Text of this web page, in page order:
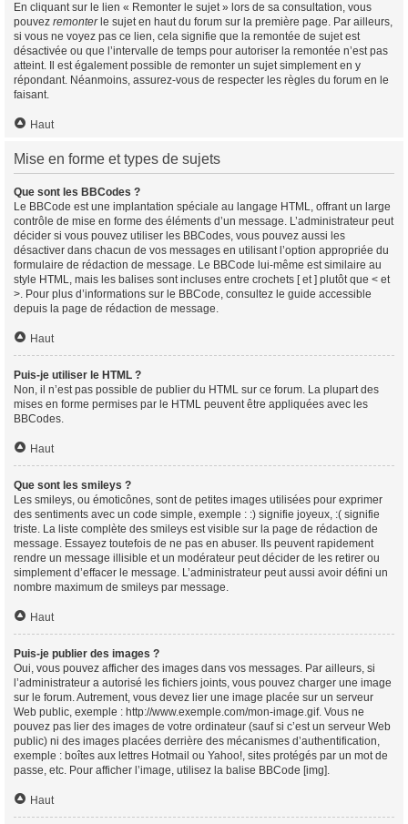
En cliquant sur le lien « Remonter le sujet » lors de sa consultation, vous
pouvez remonterle sujet en haut du forum sur la première page. Par ailleurs,
si vous ne voyez pas ce lien, cela signifie que la remontée de sujet est
désactivée ou que l’intervalle de temps pour autoriser la remontée n’est pas
atteint. Il est également possible de remonter un sujet simplement en y
répondant. Néanmoins, assurez-vous de respecter les règles du forum en le
faisant.
Haut
Mise en forme et types de sujets
Que sont les BBCodes ?
Le BBCode est une implantation spéciale au langage HTML, offrant un large
contrôle de mise en forme des éléments d’un message. L’administrateur peut
décider si vous pouvez utiliser les BBCodes, vous pouvez aussi les
désactiver dans chacun de vos messages en utilisant l’option appropriée du
formulaire de rédaction de message. Le BBCode lui-même est similaire au
style HTML, mais les balises sont incluses entre crochets [ et ] plutôt que < et
>. Pour plus d’informations sur le BBCode, consultez le guide accessible
depuis la page de rédaction de message.
Haut
Puis-je utiliser le HTML ?
Non, il n’est pas possible de publier du HTML sur ce forum. La plupart des
mises en forme permises par le HTML peuvent être appliquées avec les
BBCodes.
Haut
Que sont les smileys ?
Les smileys, ou émoticônes, sont de petites images utilisées pour exprimer
des sentiments avec un code simple, exemple : :) signifie joyeux, :( signifie
triste. La liste complète des smileys est visible sur la page de rédaction de
message. Essayez toutefois de ne pas en abuser. Ils peuvent rapidement
rendre un message illisible et un modérateur peut décider de les retirer ou
simplement d’effacer le message. L’administrateur peut aussi avoir défini un
nombre maximum de smileys par message.
Haut
Puis-je publier des images ?
Oui, vous pouvez afficher des images dans vos messages. Par ailleurs, si
l’administrateur a autorisé les fichiers joints, vous pouvez charger une image
sur le forum. Autrement, vous devez lier une image placée sur un serveur
Web public, exemple : http://www.exemple.com/mon-image.gif. Vous ne
pouvez pas lier des images de votre ordinateur (sauf si c’est un serveur Web
public) ni des images placées derrière des mécanismes d’authentification,
exemple : boîtes aux lettres Hotmail ou Yahoo!, sites protégés par un mot de
passe, etc. Pour afficher l’image, utilisez la balise BBCode [img].
Haut